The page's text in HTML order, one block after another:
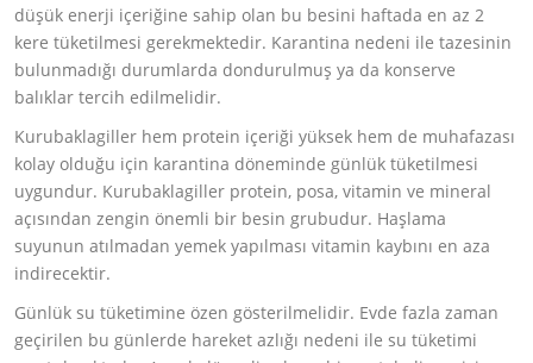
düşük enerji içeriğine sahip olan bu besini haftada en az 2
kere tüketilmesi gerekmektedir. Karantina nedeni ile tazesinin
bulunmadığı durumlarda dondurulmuş ya da konserve
balıklar tercih edilmelidir.
Kurubaklagiller hem protein içeriği yüksek hem de muhafazası
kolay olduğu için karantina döneminde günlük tüketilmesi
uygundur. Kurubaklagiller protein, posa, vitamin ve mineral
açısından zengin önemli bir besin grubudur. Haşlama
suyunun atılmadan yemek yapılması vitamin kaybını en aza
indirecektir.
Günlük su tüketimine özen gösterilmelidir. Evde fazla zaman
geçirilen bu günlerde hareket azlığı nedeni ile su tüketimi